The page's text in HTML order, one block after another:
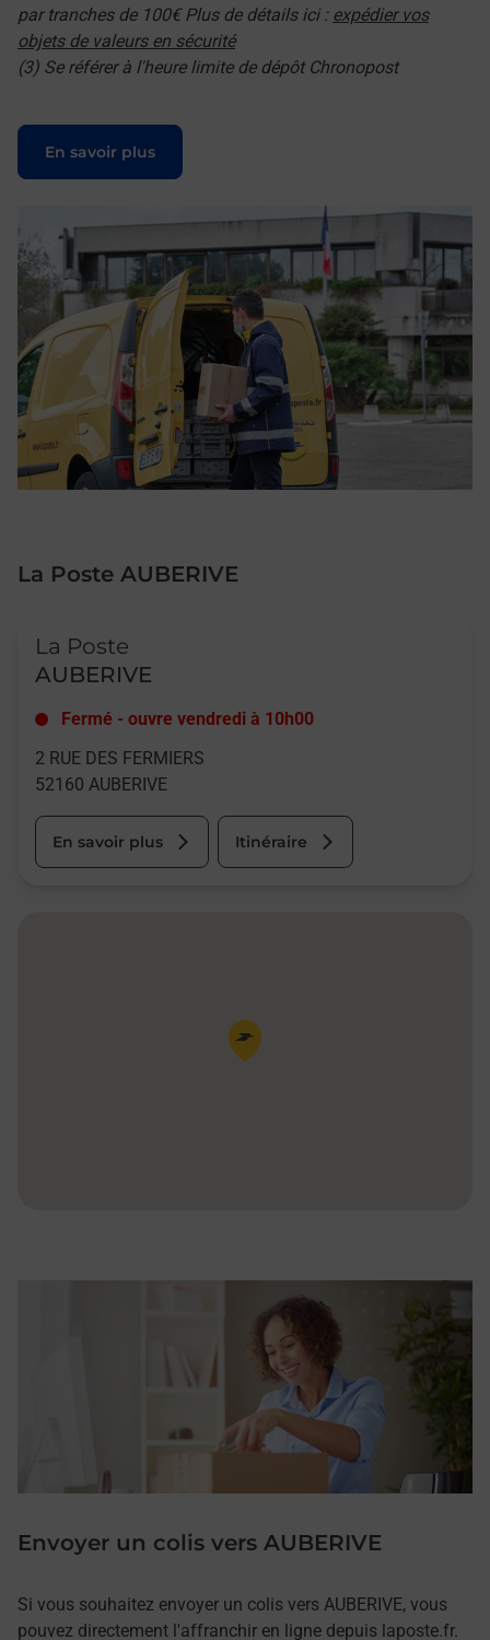
par tranches de 100€ Plus de détails ici : expédier vos
objets de valeurs en sécurité
(3) Se référer à l'heure limite de dépôt Chronopost
En savoir plus
Le lien s'ouvre dans un nouvel onglet
La Poste AUBERIVE
La Poste
AUBERIVE
Fermé - ouvre vendredi à 10h00
2 RUE DES FERMIERS
52160 AUBERIVE
En savoir plus Itinéraire
Pin de la carte
Envoyer un colis vers AUBERIVE
Si vous souhaitez envoyer un colis vers AUBERIVE, vous
pouvez directement l'affranchir en ligne depuis laposte.fr.